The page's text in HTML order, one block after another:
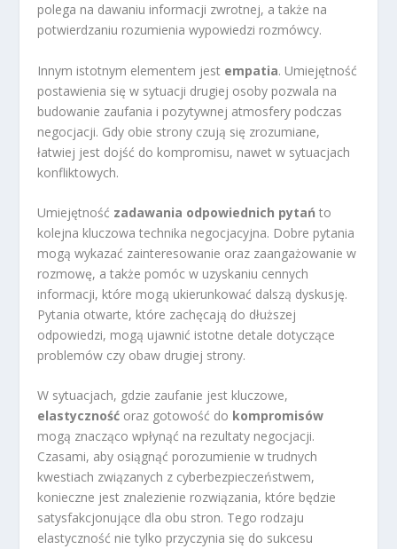
polega na dawaniu informacji zwrotnej, a także na
potwierdzaniu rozumienia wypowiedzi rozmówcy.
Innym istotnym elementem jest empatia. Umiejętność
postawienia się w sytuacji drugiej osoby pozwala na
budowanie zaufania i pozytywnej atmosfery podczas
negocjacji. Gdy obie strony czują się zrozumiane,
łatwiej jest dojść do kompromisu, nawet w sytuacjach
konfliktowych.
Umiejętność zadawania odpowiednich pytań to
kolejna kluczowa technika negocjacyjna. Dobre pytania
mogą wykazać zainteresowanie oraz zaangażowanie w
rozmowę, a także pomóc w uzyskaniu cennych
informacji, które mogą ukierunkować dalszą dyskusję.
Pytania otwarte, które zachęcają do dłuższej
odpowiedzi, mogą ujawnić istotne detale dotyczące
problemów czy obaw drugiej strony.
W sytuacjach, gdzie zaufanie jest kluczowe,
elastyczność oraz gotowość do kompromisów
mogą znacząco wpłynąć na rezultaty negocjacji.
Czasami, aby osiągnąć porozumienie w trudnych
kwestiach związanych z cyberbezpieczeństwem,
konieczne jest znalezienie rozwiązania, które będzie
satysfakcjonujące dla obu stron. Tego rodzaju
elastyczność nie tylko przyczynia się do sukcesu